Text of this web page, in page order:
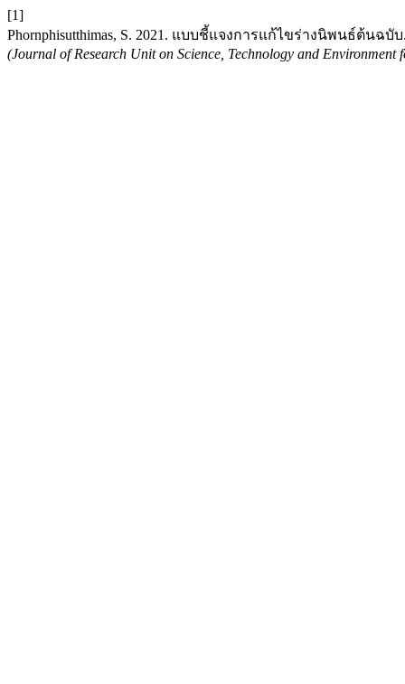
[1]
Phornphisutthimas, S. 2021. แบบชี้แจงการแก้ไขร่างนิพนธ์ต้นฉบั
(Journal of Research Unit on Science, Technology and Environment